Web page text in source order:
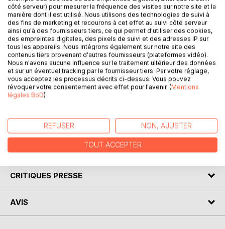
igloo fond et Linou se voit traverser l'océan dans son lit.
Accueilli par d'autres animaux à l'autre bout de la terre, ces
derniers décident de l'aider à rentrer chez lui. Ainsi, la peur
disparaît peu à peu et notre petit pingouin va faire un
merveilleux voyage en croisant un colibri... puis un phoque,
un éléphant, une girafe, un ours en peluche et plein
d'autres animaux qu'il ne connaissait pas jusque là...
Une histoire mettant en avant l'amitié et l'ouverture d'esprit
qui oeuvrent pour la paix; notre planète et son
réchauffement qu'il s'agit de stopper; illustrée au travers
À partir de 4 ans.
CRITIQUES PRESSE
AVIS
côté serveur) pour mesurer la fréquence des visites sur notre site et la
manière dont il est utilisé. Nous utilisons des technologies de suivi à
des fins de marketing et recourons à cet effet au suivi côté serveur
ainsi qu'à des fournisseurs tiers, ce qui permet d'utiliser des cookies,
des empreintes digitales, des pixels de suivi et des adresses IP sur
tous les appareils. Nous intégrons également sur notre site des
contenus tiers provenant d'autres fournisseurs (plateformes vidéo).
Nous n'avons aucune influence sur le traitement ultérieur des données
et sur un éventuel tracking par le fournisseur tiers. Par votre réglage,
vous acceptez les processus décrits ci-dessus. Vous pouvez
révoquer votre consentement avec effet pour l'avenir. (Mentions
légales BoD)
REFUSER NON, AJUSTER
TOUT ACCEPTER